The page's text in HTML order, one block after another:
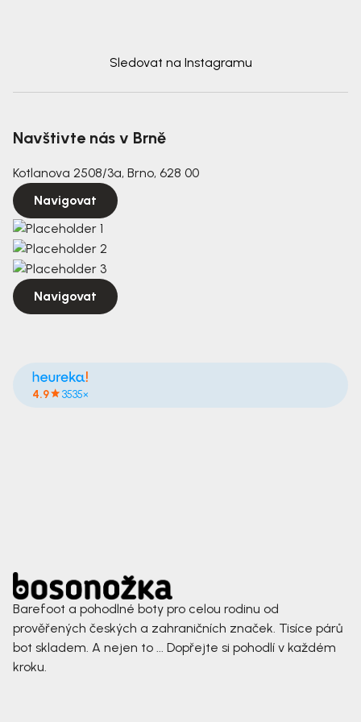
Sledovat na Instagramu
Navštivte nás v Brně
Kotlanova 2508/3a, Brno, 628 00
Navigovat
Navigovat
4.9 3535×
Barefoot a pohodlné boty pro celou rodinu od
prověřených českých a zahraničních značek. Tisíce párů
bot skladem. A nejen to ... Dopřejte si pohodlí v každém
kroku.